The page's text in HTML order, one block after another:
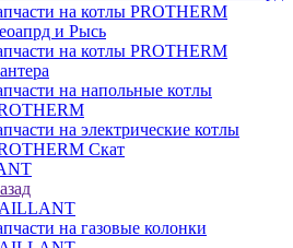
на котлы PROTHERM
и Рысь
на котлы PROTHERM
на напольные котлы
на электрические котлы
Скат
на газовые колонки